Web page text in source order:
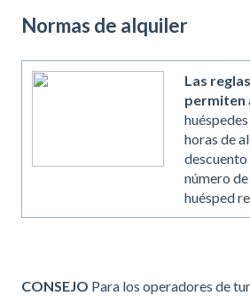
Normas de alquiler
Las
permiten
horas de
número
huésped
CONSEJO Para los operadores de